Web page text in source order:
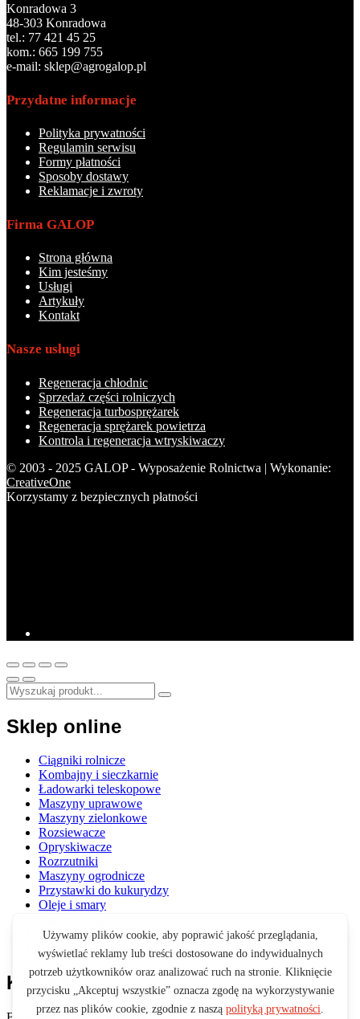
Konradowa 3
48-303 Konradowa
tel.: 77 421 45 25
kom.: 665 199 755
e-mail: sklep@agrogalop.pl
Przydatne informacje
Polityka prywatności
Regulamin serwisu
Formy płatności
Sposoby dostawy
Reklamacje i zwroty
Firma GALOP
Strona główna
Kim jesteśmy
Usługi
Artykuły
Kontakt
Nasze usługi
Regeneracja chłodnic
Sprzedaż części rolniczych
Regeneracja turbosprężarek
Regeneracja sprężarek powietrza
Kontrola i regeneracja wtryskiwaczy
© 2003 - 2025 GALOP - Wyposażenie Rolnictwa | Wykonanie:
CreativeOne
Korzystamy z bezpiecznych płatności
Sklep online
Ciągniki rolnicze
Kombajny i sieczkarnie
Ładowarki teleskopowe
Maszyny uprawowe
Maszyny zielonkowe
Rozsiewacze
Opryskiwacze
Rozrzutniki
Maszyny ogrodnicze
Przystawki do kukurydzy
Oleje i smary
Akcesoria
Zabawki
Koszyk